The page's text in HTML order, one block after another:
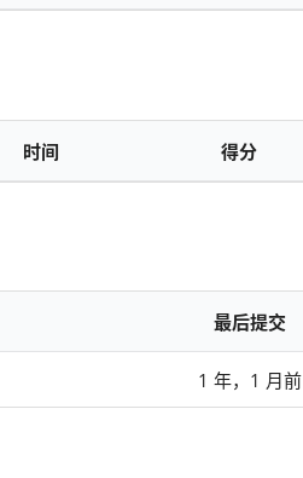
时间 得分
最后提交
1 年，1 月前